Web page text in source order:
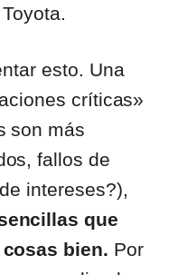
esto. Una
críticas»
son más
fallos de
intereses?),
que
bien. Por